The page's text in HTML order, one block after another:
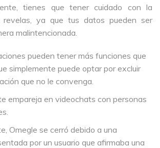
tienes que tener cuidado con la
revelas, ya que tus datos pueden ser
malintencionada.
pueden tener más funciones que
simplemente puede optar por excluir
que no le convenga.
empareja en videochats con personas
Omegle se cerró debido a una
por un usuario que afirmaba una